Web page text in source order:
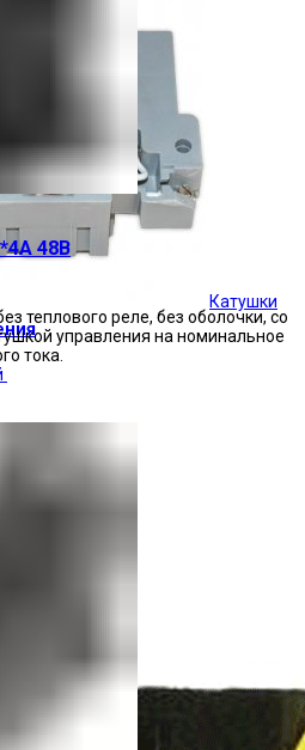
Катушки
48В
теплового реле, без оболочки, со
управления на номинальное
тока.